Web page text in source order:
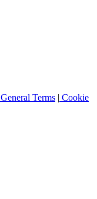
General Terms | Cookie